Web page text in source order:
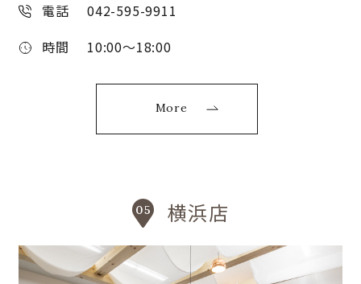
電話
042-595-9911
時間
10:00〜18:00
More
横浜店